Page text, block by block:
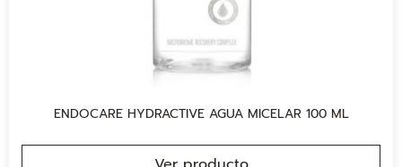
ENDOCARE HYDRACTIVE AGUA MICELAR 100 ML